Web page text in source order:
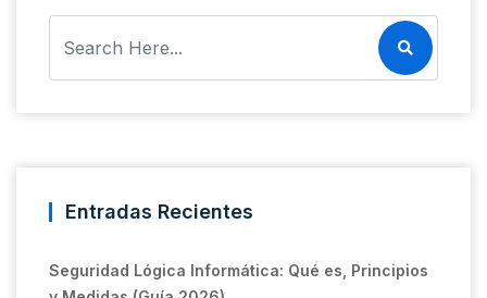
Entradas Recientes
Seguridad Lógica Informática: Qué es, Principios